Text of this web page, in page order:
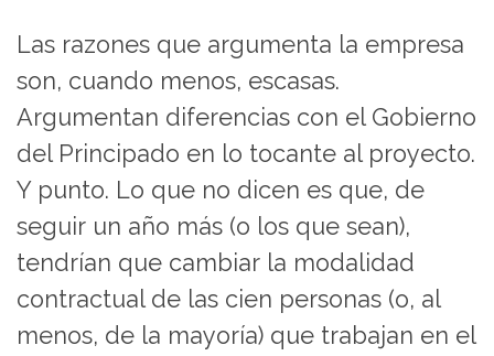
Las razones que argumenta la empresa
son, cuando menos, escasas.
Argumentan diferencias con el Gobierno
del Principado en lo tocante al proyecto.
Y punto. Lo que no dicen es que, de
seguir un año más (o los que sean),
tendrían que cambiar la modalidad
contractual de las cien personas (o, al
menos, de la mayoría) que trabajan en el